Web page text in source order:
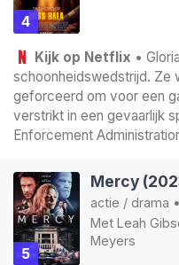
4
Kijk op Netflix •
schoonheidswedstrijd. Ze
geforceerd om voor een
verstrikt in een gevaarlijk
Enforcement
5
Mercy
actie / drama •
Met Leah
Meyers